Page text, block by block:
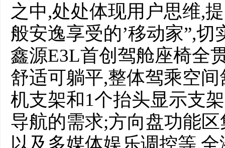
之中,处处体现用户思维,
般安逸享受的’移动家”,
鑫源E3L首创驾舱座椅全
舒适可躺平,整体驾乘空
机支架和1个抬头显示支
导航的需求;方向盘功能
以及多媒体娱乐调控等,